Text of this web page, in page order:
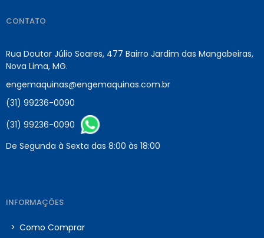
CONTATO
Rua Doutor Júlio Soares, 477 Bairro Jardim das Mangabeiras,
Nova Lima, MG.
engemaquinas@engemaquinas.com.br
(31) 99236-0090
(31) 99236-0090
De Segunda à Sexta das 8:00 às 18:00
INFORMAÇÕES
> Como Comprar